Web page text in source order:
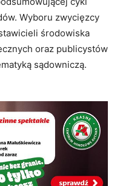
Wyboru zwycięzcy
środowiska
oraz publicystów
sądowniczą.